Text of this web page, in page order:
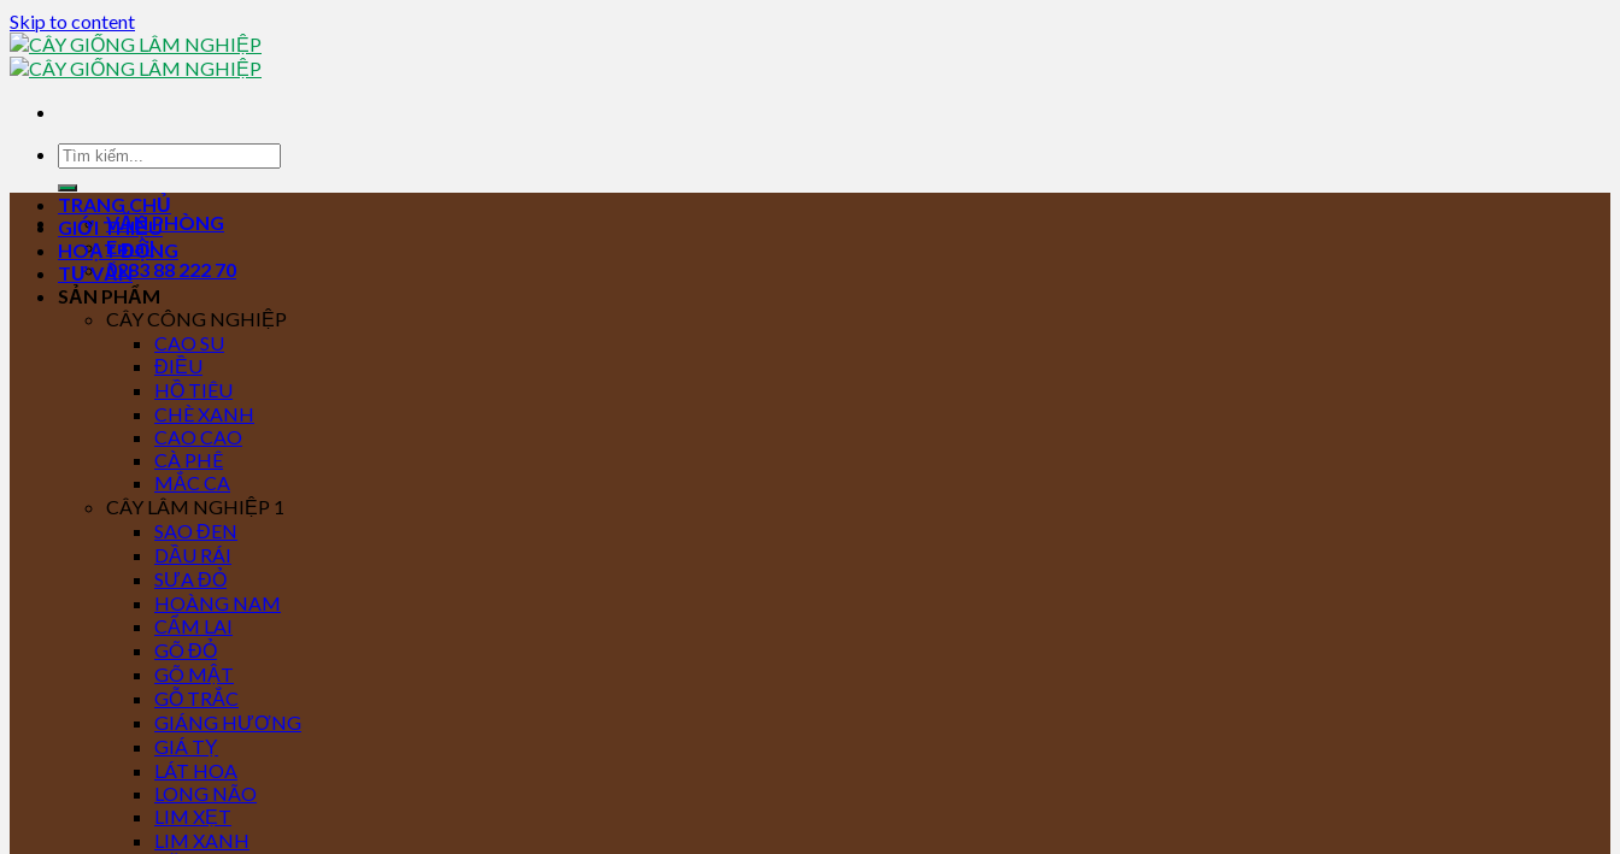
Skip to content
VĂN PHÒNG
Email
0283 88 222 70
TRANG CHỦ
GIỚI THIỆU
HOẠT ĐỘNG
TƯ VẤN
SẢN PHẨM
CÂY CÔNG NGHIỆP
CAO SU
ĐIỀU
HỒ TIÊU
CHÈ XANH
CAO CAO
CÀ PHÊ
MẮC CA
CÂY LÂM NGHIỆP 1
SAO ĐEN
DẦU RÁI
SƯA ĐỎ
HOÀNG NAM
CẨM LAI
GÕ ĐỎ
GÕ MẬT
GỖ TRẮC
GIÁNG HƯƠNG
GIÁ TỴ
LÁT HOA
LONG NÃO
LIM XẸT
LIM XANH